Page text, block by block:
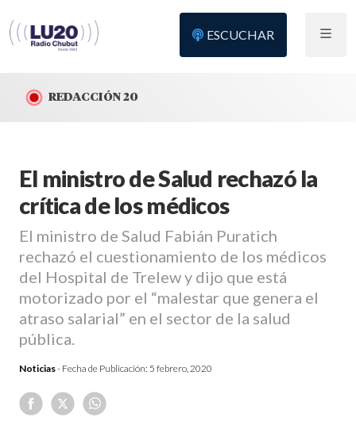
ESCUCHAR
REDACCIÓN 20
El ministro de Salud rechazó la
crítica de los médicos
El ministro de Salud Fabián Puratich
rechazó el cuestionamiento de los médicos
del Hospital de Trelew y dijo que está
motorizado por el “malestar que genera el
atraso salarial” en el sector de la salud
pública.
Noticias- Fecha de Publicación: 5 febrero, 2020